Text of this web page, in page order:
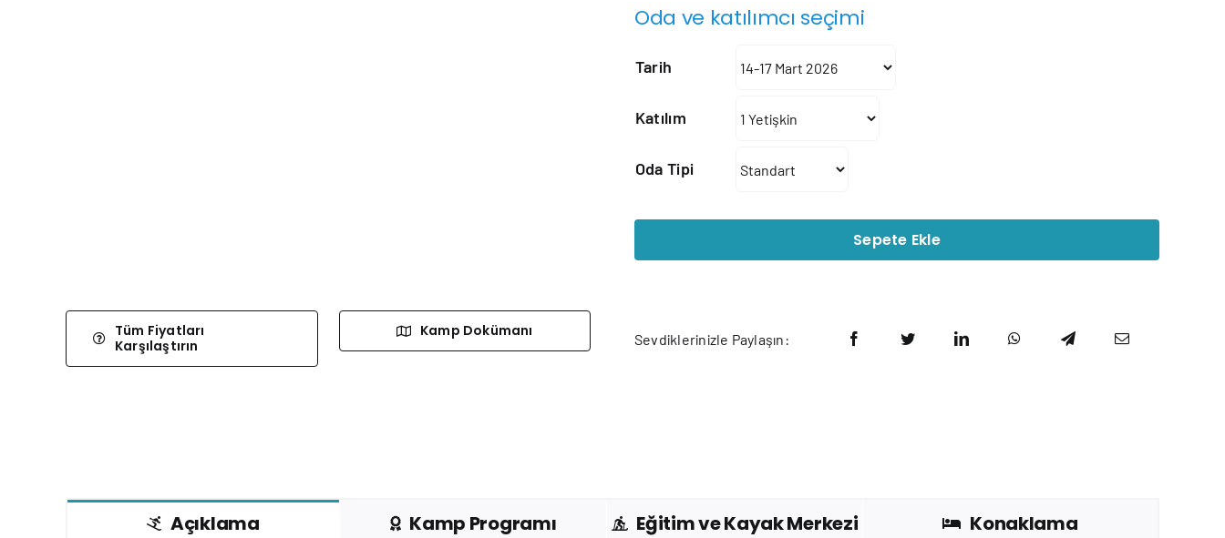
Oda ve katılımcı seçimi
Tarih
Katılım
Oda Tipi
Sepete Ekle
Tüm Fiyatları
Karşılaştırın
Kamp Dokümanı Sevdiklerinizle Paylaşın:
Açıklama Kamp Programı Eğitim ve Kayak Merkezi Konaklama